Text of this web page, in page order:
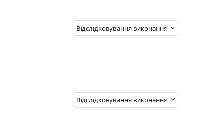
Відслідковування виконання
Відслідковування виконання